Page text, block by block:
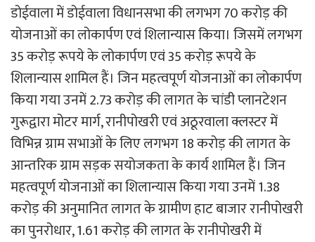
डोईवाला में डोईवाला विधानसभा की लगभग 70 करोड़ की
योजनाओं का लोकार्पण एवं शिलान्यास किया। जिसमें लगभग
35 करोड़ रूपये के लोकार्पण एवं 35 करोड़ रूपये के
शिलान्यास शामिल हैं। जिन महत्वपूर्ण योजनाओं का लोकार्पण
किया गया उनमें 2.73 करोड़ की लागत के चांडी प्लानटेशन
गुरूद्वारा मोटर मार्ग, रानीपोखरी एवं अठूरवाला क्लस्टर में
विभिन्न ग्राम सभाओं के लिए लगभग 18 करोड़ की लागत के
आन्तरिक ग्राम सड़क सयोजकता के कार्य शामिल हैं। जिन
महत्वपूर्ण योजनाओं का शिलान्यास किया गया उनमें 1.38
करोड़ की अनुमानित लागत के ग्रामीण हाट बाजार रानीपोखरी
का पुनरोधार, 1.61 करोड़ की लागत के रानीपोखरी में